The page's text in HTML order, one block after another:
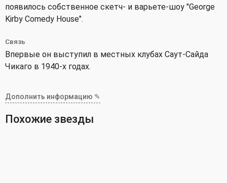
появилось собственное скетч- и варьете-шоу "George
Kirby Comedy House".
Связь
Впервые он выступил в местных клубах Саут-Сайда
Чикаго в 1940-х годах.
Дополнить информацию ✎
Похожие звезды